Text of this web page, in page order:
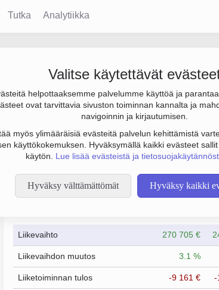
Tutka Analytiikka
Valitse käytettävät
helpottaaksemme palvelumme käyttöä ja
ovat tarvittavia sivuston toiminnan kannalta ja
navigoinnin ja kirjautumisen.
myös ylimääräisiä evästeitä palvelun kehittämistä
käyttökokemuksen. Hyväksymällä kaikki evästeet
käytön. Lue lisää evästeistä ja
Hyväksy välttämättömät Hyväksy kaikki
ja henkilöstömäärä 1. Sen päätoimiala on
Taloustiedot
Liikevaihto 270 705 €
Liikevaihdon muutos 3.1 %
Liiketoiminnan tulos -9 161 € -